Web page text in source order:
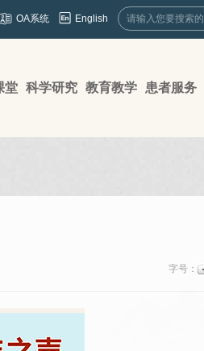
OA系统 English
堂 科学研究 教育教学 患者服务
字号：